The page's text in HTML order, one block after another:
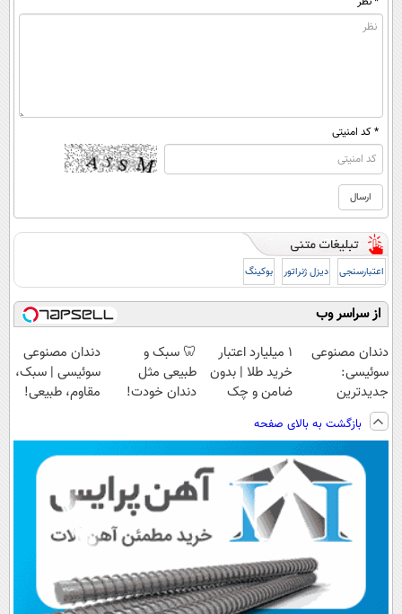
* کد امنیتی
اعتبارسنجی دیزل ژنراتور بوکینگ
از سراسر وب
دندان مصنوعی
سوئیسی:
جدیدترین
فناوری اروپا،
سبک و مقاوم |
پرداخت قسطی
۱ میلیارد اعتبار
خرید طلا | بدون
ضامن و چک
🦷 سبک و
طبیعی مثل
دندان خودت!
💳 📍 تهران
دندان مصنوعی
سوئیسی | سبک،
مقاوم، طبیعی!
اقساطی😍
بازگشت به بالای صفحه